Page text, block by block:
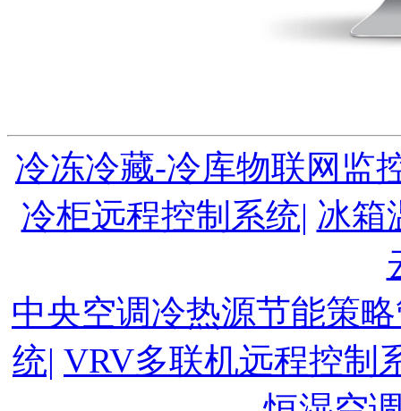
冷冻冷藏-冷库物联网监
冷柜远程控制系统| 冰箱
中央空调冷热源节能策
统| VRV多联机远程控制